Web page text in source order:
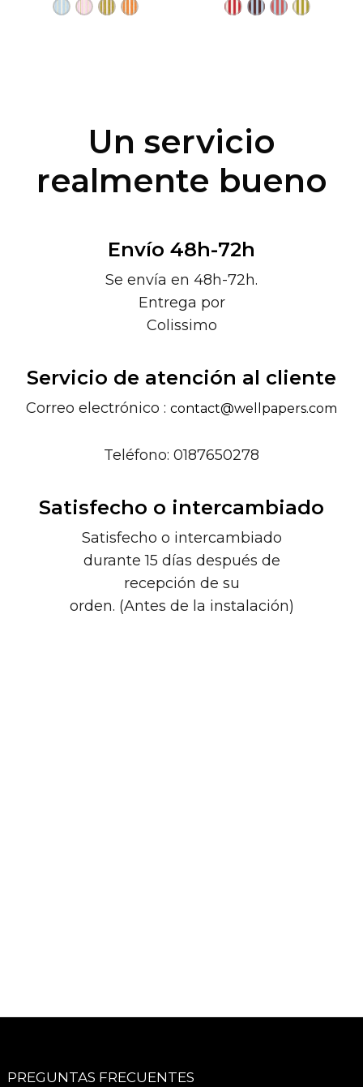
Un servicio
realmente bueno
Envío 48h-72h
Se envía en 48h-72h.
Entrega por
Colissimo
Servicio de atención al cliente
Correo electrónico : contact@wellpapers.com
Teléfono: 0187650278
Satisfecho o intercambiado
Satisfecho o intercambiado
durante 15 días después de
recepción de su
orden. (Antes de la instalación)
PREGUNTAS FRECUENTES